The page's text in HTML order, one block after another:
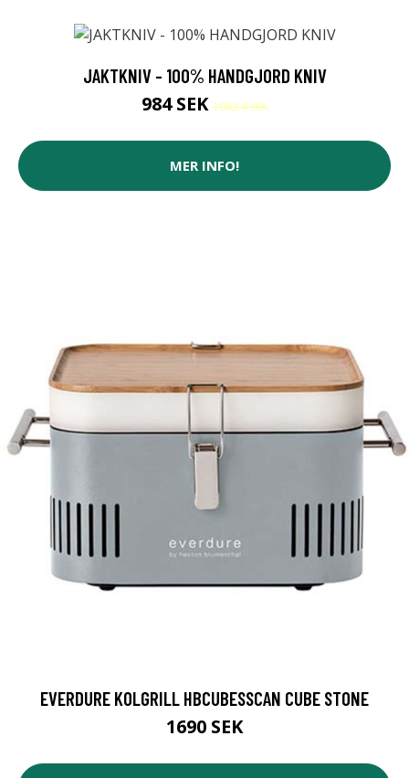
JAKTKNIV - 100% HANDGJORD KNIV
984 SEK 1082.4 SEK
MER INFO!
EVERDURE KOLGRILL HBCUBESSCAN CUBE STONE
1690 SEK